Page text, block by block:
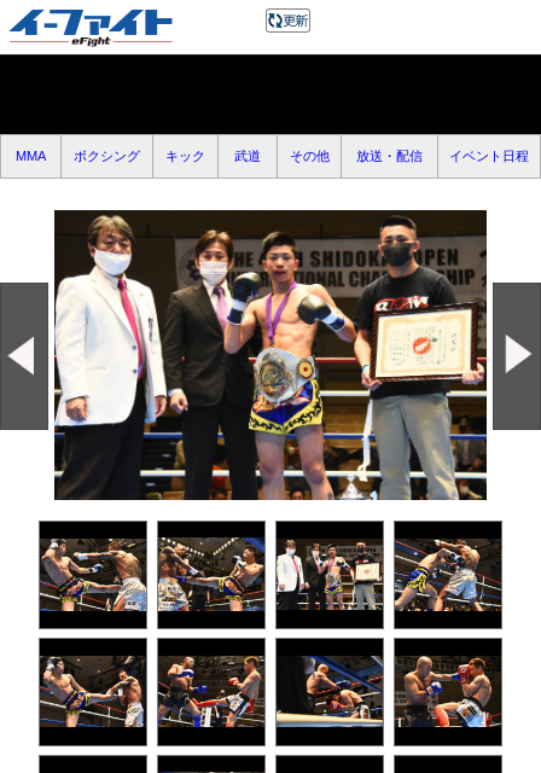
MMA ボクシング キック 武道 その他 放送・配信 イベント日程